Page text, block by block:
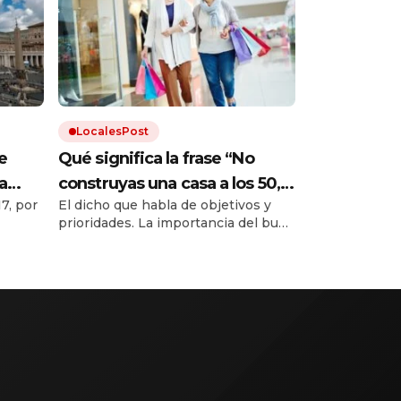
por
LocalesPost
Qué significa la frase “No
construyas una casa a los 50,
no plantes un árbol a los 60 y
no cosas ropa a los 70”
El dicho que habla de objetivos y
prioridades. La importancia del buen